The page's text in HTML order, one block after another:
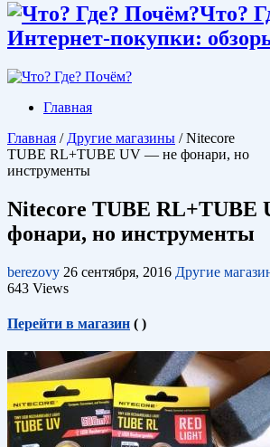
Что?
Интернет-покупки:
Главная
Главная / Другие магазины / Nitecore
TUBE RL+TUBE UV — не фонари, но
инструменты
Nitecore TUBE RL+TUBE
фонари, но инструменты
berezovy 26 сентября, 2016 Другие
643 Views
Перейти в магазин ( )